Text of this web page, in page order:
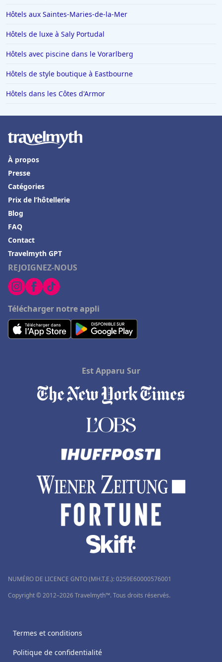
Hôtels aux Saintes-Maries-de-la-Mer
Hôtels de luxe à Saly Portudal
Hôtels avec piscine dans le Vorarlberg
Hôtels de style boutique à Eastbourne
Hôtels dans les Côtes d'Armor
REJOIGNEZ-NOUS
Télécharger notre appli
À propos
Presse
Catégories
Prix de l’hôtellerie
Blog
FAQ
Contact
Travelmyth GPT
Est Apparu Sur
NUMÉRO DE LICENCE GNTO (MH.T.E.): 0259Ε60000576001
Copyright © 2012–2026 Travelmyth™. Tous droits réservés.
Termes et conditions
Politique de confidentialité